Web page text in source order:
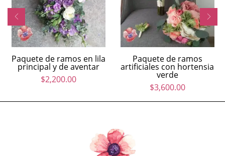
Paquete de ramos en lila
principal y de aventar
$2,200.00
Paquete de ramos
artificiales con hortensia
verde
$3,600.00